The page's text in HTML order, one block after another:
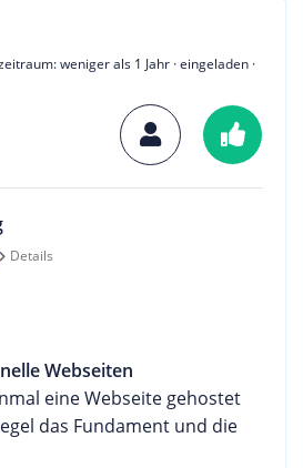
weniger als 1 Jahr · eingeladen ·
Details
Webseiten
eine Webseite gehostet
das Fundament und die